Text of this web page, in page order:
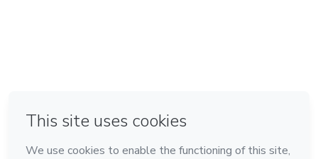
Feito com ❤ na Cidade do México